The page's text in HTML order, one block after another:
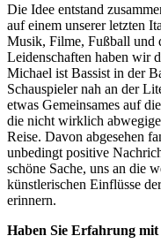
Die Idee entstand
auf einem unserer letzten
Musik, Filme, Fußball und
Leidenschaften haben wir
Michael ist Bassist in der
Schauspieler nah an der
etwas Gemeinsames auf
die nicht wirklich
Reise. Davon abgesehen
unbedingt positive
schöne Sache, uns an die
künstlerischen Einflüsse
erinnern.
Haben Sie Erfahrung mit